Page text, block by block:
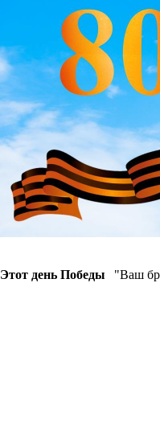
Этот день Победы "Ваш